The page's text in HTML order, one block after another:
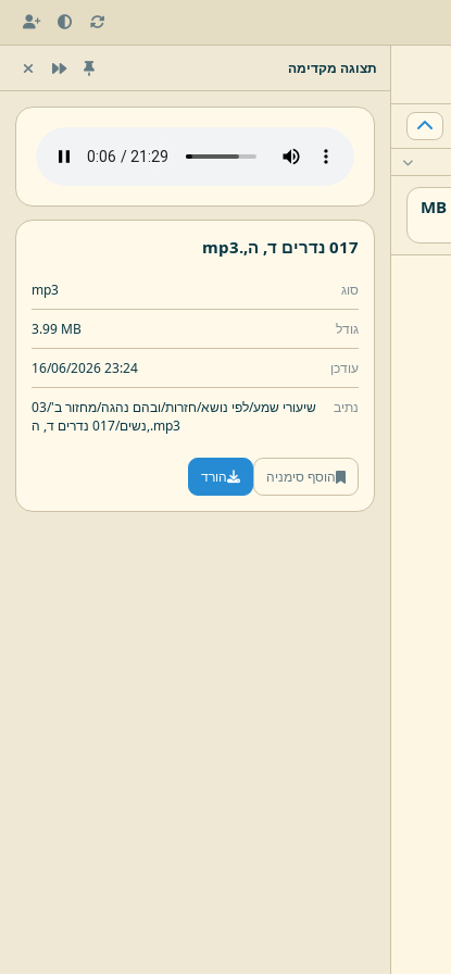
תצוגה מקדימה
017 נדרים ד, ה,.
mp3
סוג mp3
גודל 3.99 MB
עודכן 16/06/2026 23:24
נתיב שיעורי שמע/לפי נושא/חזרות/ובהם נהגה/מחזור ב'/03
נשים/017 נדרים ד, ה,.mp3
הוסף סימניה הורד